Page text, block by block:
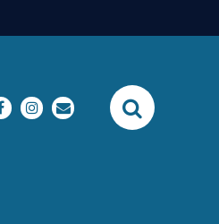
facebookinstagram
email SEARCH